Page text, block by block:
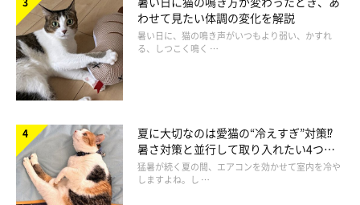
わせて見たい体調の変化を解説
暑い日に、猫の鳴き声がいつもより弱い、かすれ
る、しつこく鳴く …
夏に大切なのは愛猫の“冷えすぎ”対策⁉
暑さ対策と並行して取り入れたい4つの
工夫
猛暑が続く夏の間、エアコンを効かせて室内を冷や
しますよね。し …